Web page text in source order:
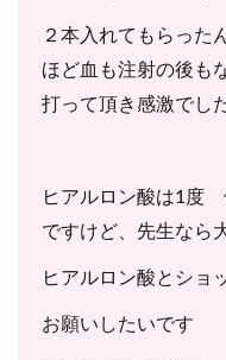
２本入れてもらった
ほど血も注射の後も
打って頂き感激でし
ヒアルロン酸は1度
ですけど、先生なら
ヒアルロン酸とショ
お願いしたいです